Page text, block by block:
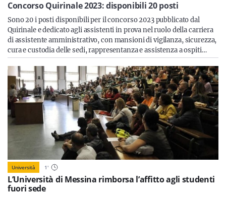
Servizi
Resta sempre aggiornato con le ultime news, iscriviti alla
nostra newsletter
Iscriviti
Concorso Quirinale 2023: disponibili 20 posti
Sono 20 i posti disponibili per il concorso 2023 pubblicato dal
Quirinale e dedicato agli assistenti in prova nel ruolo della carriera
di assistente amministrativo, con mansioni di vigilanza, sicurezza,
cura e custodia delle sedi, rappresentanza e assistenza a ospiti…
Università 1'
L’Università di Messina rimborsa l’affitto agli studenti
fuori sede